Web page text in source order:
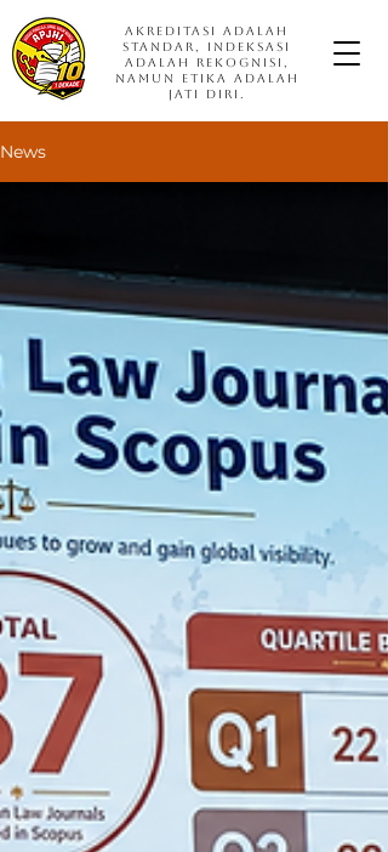
Akreditasi adalah
Standar, Indeksasi
adalah Rekognisi,
namun Etika adalah
Jati Diri.
News